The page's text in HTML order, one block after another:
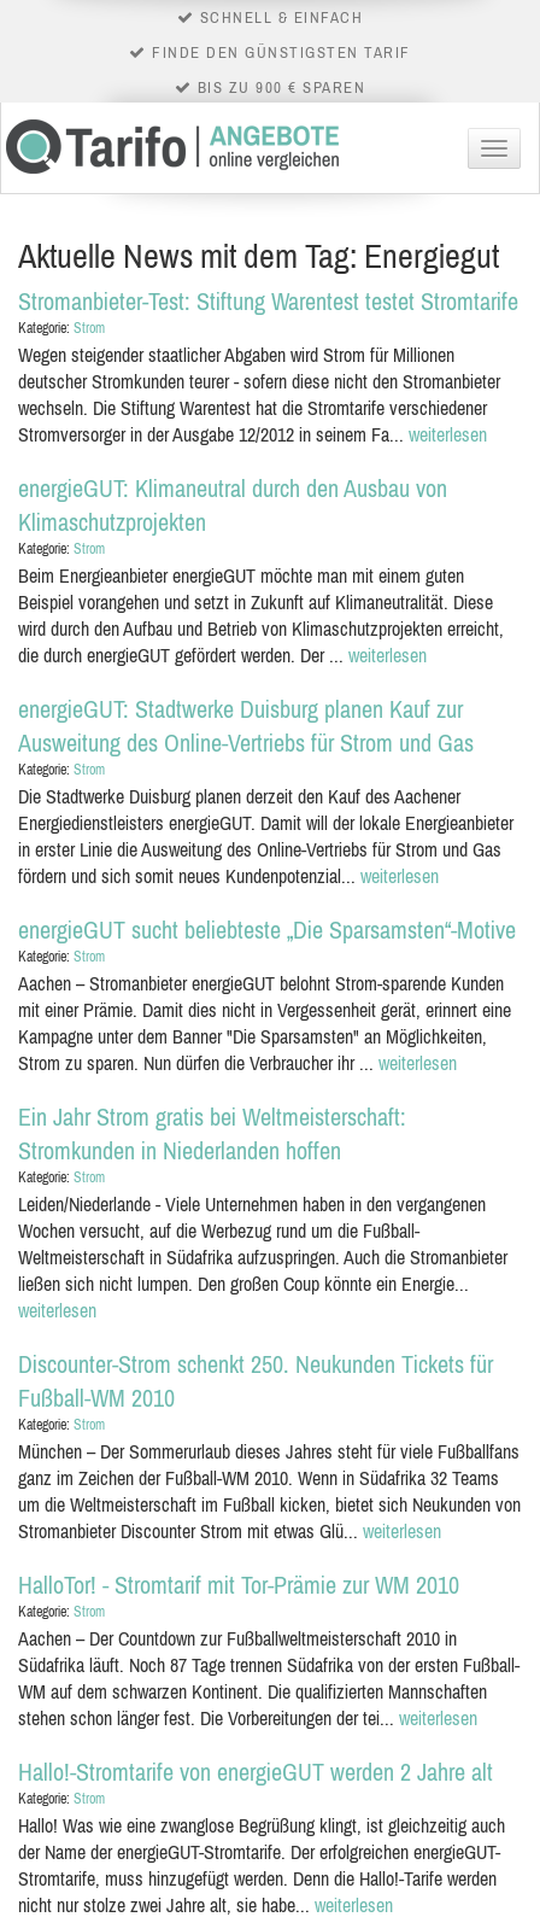
SCHNELL & EINFACH
FINDE DEN GÜNSTIGSTEN TARIF
BIS ZU 900 € SPAREN
Menü
Aktuelle News mit dem Tag: Energiegut
Stromanbieter-Test: Stiftung Warentest testet Stromtarife
Kategorie: Strom
Wegen steigender staatlicher Abgaben wird Strom für Millionen
deutscher Stromkunden teurer - sofern diese nicht den Stromanbieter
wechseln. Die Stiftung Warentest hat die Stromtarife verschiedener
Stromversorger in der Ausgabe 12/2012 in seinem Fa... weiterlesen
energieGUT: Klimaneutral durch den Ausbau von
Klimaschutzprojekten
Kategorie: Strom
Beim Energieanbieter energieGUT möchte man mit einem guten
Beispiel vorangehen und setzt in Zukunft auf Klimaneutralität. Diese
wird durch den Aufbau und Betrieb von Klimaschutzprojekten erreicht,
die durch energieGUT gefördert werden. Der ... weiterlesen
energieGUT: Stadtwerke Duisburg planen Kauf zur
Ausweitung des Online-Vertriebs für Strom und Gas
Kategorie: Strom
Die Stadtwerke Duisburg planen derzeit den Kauf des Aachener
Energiedienstleisters energieGUT. Damit will der lokale Energieanbieter
in erster Linie die Ausweitung des Online-Vertriebs für Strom und Gas
fördern und sich somit neues Kundenpotenzial... weiterlesen
energieGUT sucht beliebteste „Die Sparsamsten“-Motive
Kategorie: Strom
Aachen – Stromanbieter energieGUT belohnt Strom-sparende Kunden
mit einer Prämie. Damit dies nicht in Vergessenheit gerät, erinnert eine
Kampagne unter dem Banner "Die Sparsamsten" an Möglichkeiten,
Strom zu sparen. Nun dürfen die Verbraucher ihr ... weiterlesen
Ein Jahr Strom gratis bei Weltmeisterschaft:
Stromkunden in Niederlanden hoffen
Kategorie: Strom
Leiden/Niederlande - Viele Unternehmen haben in den vergangenen
Wochen versucht, auf die Werbezug rund um die Fußball-
Weltmeisterschaft in Südafrika aufzuspringen. Auch die Stromanbieter
ließen sich nicht lumpen. Den großen Coup könnte ein Energie...
weiterlesen
Discounter-Strom schenkt 250. Neukunden Tickets für
Fußball-WM 2010
Kategorie: Strom
München – Der Sommerurlaub dieses Jahres steht für viele Fußballfans
ganz im Zeichen der Fußball-WM 2010. Wenn in Südafrika 32 Teams
um die Weltmeisterschaft im Fußball kicken, bietet sich Neukunden von
Stromanbieter Discounter Strom mit etwas Glü... weiterlesen
HalloTor! - Stromtarif mit Tor-Prämie zur WM 2010
Kategorie: Strom
Aachen – Der Countdown zur Fußballweltmeisterschaft 2010 in
Südafrika läuft. Noch 87 Tage trennen Südafrika von der ersten Fußball-
WM auf dem schwarzen Kontinent. Die qualifizierten Mannschaften
stehen schon länger fest. Die Vorbereitungen der tei... weiterlesen
Hallo!-Stromtarife von energieGUT werden 2 Jahre alt
Kategorie: Strom
Hallo! Was wie eine zwanglose Begrüßung klingt, ist gleichzeitig auch
der Name der energieGUT-Stromtarife. Der erfolgreichen energieGUT-
Stromtarife, muss hinzugefügt werden. Denn die Hallo!-Tarife werden
nicht nur stolze zwei Jahre alt, sie habe... weiterlesen